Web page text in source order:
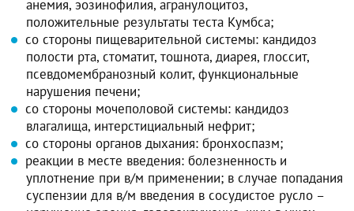
анемия, эозинофилия, агранулоцитоз,
положительные результаты теста Кумбса;
со стороны пищеварительной системы: кандидоз
полости рта, стоматит, тошнота, диарея, глоссит,
псевдомембранозный колит, функциональные
нарушения печени;
со стороны мочеполовой системы: кандидоз
влагалища, интерстициальный нефрит;
со стороны органов дыхания: бронхоспазм;
реакции в месте введения: болезненность и
уплотнение при в/м применении; в случае попадания
суспензии для в/м введения в сосудистое русло –